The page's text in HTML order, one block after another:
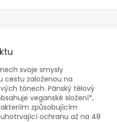
svoje smysly
cestu založenou na
tónech. Pánský tělový
veganské složení*,
způsobujícím
ochranu až na 48